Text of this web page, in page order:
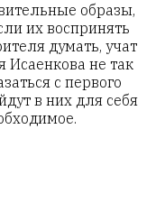
образы,
их воспринять
думать, учат
Исаенкова не так
с первого
в них для себя